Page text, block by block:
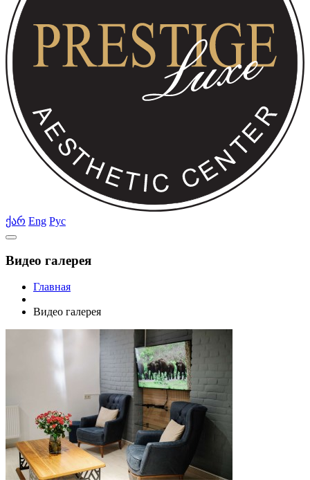
ქარ Eng Рус
Видео галерея
Главная
Видео галерея